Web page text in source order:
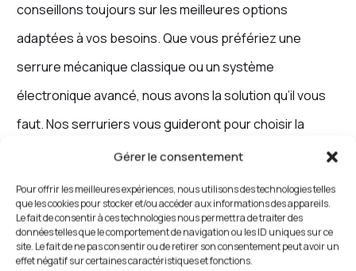
Gérer le consentement
Pour offrir les meilleures expériences, nous utilisons des technologies telles
que les cookies pour stocker et/ou accéder aux informations des appareils.
Le fait de consentir à ces technologies nous permettra de traiter des
données telles que le comportement de navigation ou les ID uniques sur ce
site. Le fait de ne pas consentir ou de retirer son consentement peut avoir un
effet négatif sur certaines caractéristiques et fonctions.
conseillons toujours sur les meilleures options
adaptées à vos besoins. Que vous préfériez une
serrure mécanique classique ou un système
électronique avancé, nous avons la solution qu’il vous
faut. Nos serruriers vous guideront pour choisir la
serrure qui vous offre le plus haut niveau de protection.
Porte blindée à Vélizy-